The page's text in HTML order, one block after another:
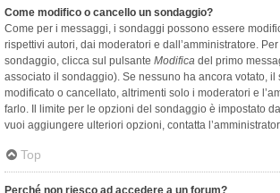
Come modifico o cancello un sondaggio?
Come per i messaggi, i sondaggi possono essere
rispettivi autori, dai moderatori e dall’amministratore.
sondaggio, clicca sul pulsante Modifica del primo
associato il sondaggio). Se nessuno ha ancora votato, il
modificato o cancellato, altrimenti solo i moderatori e
farlo. Il limite per le opzioni del sondaggio è impostato
vuoi aggiungere ulteriori opzioni, contatta
Top
Perché non riesco ad accedere a un forum?